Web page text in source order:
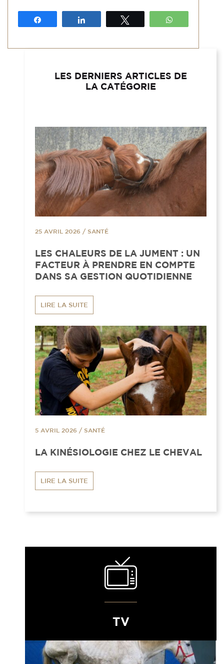
LES DERNIERS ARTICLES DE
LA CATÉGORIE
25 AVRIL 2026 / SANTÉ
LES CHALEURS DE LA JUMENT : UN
FACTEUR À PRENDRE EN COMPTE
DANS SA GESTION QUOTIDIENNE
LIRE LA SUITE
5 AVRIL 2026 / SANTÉ
LA KINÉSIOLOGIE CHEZ LE CHEVAL
LIRE LA SUITE
TV